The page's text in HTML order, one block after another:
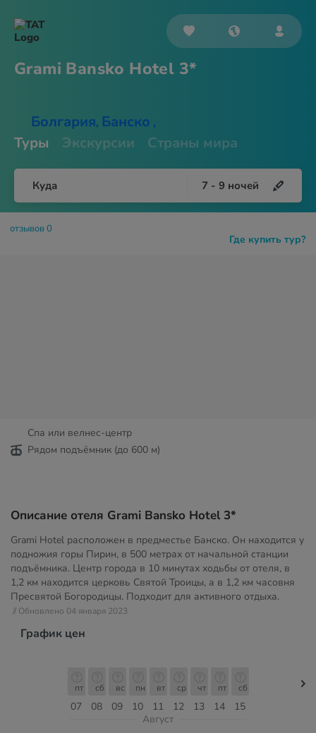
Grami Bansko Hotel 3*
Болгария, Банско ,
Туры Экскурсии Страны мира
Куда 7 - 9 ночей
Где купить тур?
отзывов 0
Спа или велнес-центр
Рядом подъёмник (до 600 м)
Описание отеля Grami Bansko Hotel 3*
Grami Hotel расположен в предместье Банско. Он находится у
подножия горы Пирин, в 500 метрах от начальной станции
подъёмника. Центр города в 10 минутах ходьбы от отеля, в
1,2 км находится церковь Святой Троицы, а в 1,2 км часовня
Пресвятой Богородицы. Подходит для активного отдыха.
// Обновлено 04 января 2023
График цен
07
пт
08
сб
09
вс
10
пн
11
вт
12
ср
13
чт
14
пт
15
сб
Август